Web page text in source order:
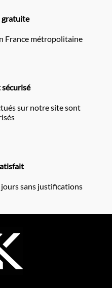
gratuite
France métropolitaine
sur notre site sont
sans justifications